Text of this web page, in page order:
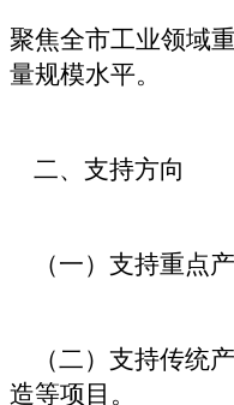
聚焦全市工业领域
量规模水平。
二、支持方向
（一）支持重点
（二）支持传统
造等项目。